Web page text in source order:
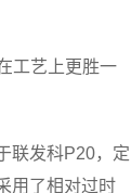
工艺上更胜一
联发科P20，定
用了相对过时